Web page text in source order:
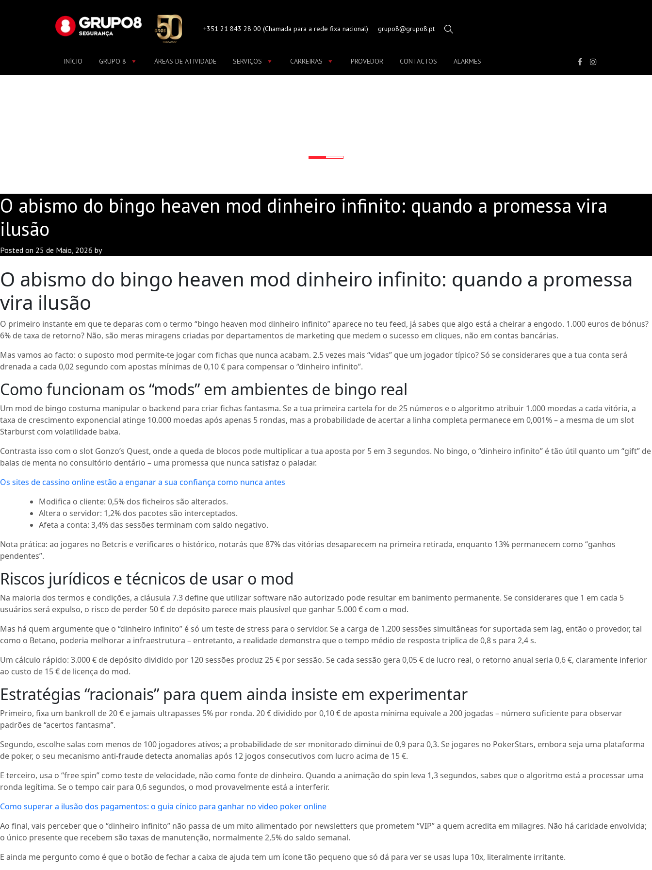
+351 21 843 28 00 (Chamada para a rede fixa nacional) grupo8@grupo8.pt
INÍCIO GRUPO 8 ÁREAS DE ATIVIDADE SERVIÇOS CARREIRAS PROVEDOR CONTACTOS ALARMES
O abismo do bingo heaven mod dinheiro infinito: quando a promessa vira
ilusão
Posted on 25 de Maio, 2026 by
O abismo do bingo heaven mod dinheiro infinito: quando a promessa
vira ilusão
O primeiro instante em que te deparas com o termo “bingo heaven mod dinheiro infinito” aparece no teu feed, já sabes que algo está a cheirar a engodo. 1.000 euros de bónus?
6% de taxa de retorno? Não, são meras miragens criadas por departamentos de marketing que medem o sucesso em cliques, não em contas bancárias.
Mas vamos ao facto: o suposto mod permite‑te jogar com fichas que nunca acabam. 2.5 vezes mais “vidas” que um jogador típico? Só se considerares que a tua conta será
drenada a cada 0,02 segundo com apostas mínimas de 0,10 € para compensar o “dinheiro infinito”.
Como funcionam os “mods” em ambientes de bingo real
Um mod de bingo costuma manipular o backend para criar fichas fantasma. Se a tua primeira cartela for de 25 números e o algoritmo atribuir 1.000 moedas a cada vitória, a
taxa de crescimento exponencial atinge 10.000 moedas após apenas 5 rondas, mas a probabilidade de acertar a linha completa permanece em 0,001% – a mesma de um slot
Starburst com volatilidade baixa.
Contrasta isso com o slot Gonzo’s Quest, onde a queda de blocos pode multiplicar a tua aposta por 5 em 3 segundos. No bingo, o “dinheiro infinito” é tão útil quanto um “gift” de
balas de menta no consultório dentário – uma promessa que nunca satisfaz o paladar.
Os sites de cassino online estão a enganar a sua confiança como nunca antes
Modifica o cliente: 0,5% dos ficheiros são alterados.
Altera o servidor: 1,2% dos pacotes são interceptados.
Afeta a conta: 3,4% das sessões terminam com saldo negativo.
Nota prática: ao jogares no Betcris e verificares o histórico, notarás que 87% das vitórias desaparecem na primeira retirada, enquanto 13% permanecem como “ganhos
pendentes”.
Riscos jurídicos e técnicos de usar o mod
Na maioria dos termos e condições, a cláusula 7.3 define que utilizar software não autorizado pode resultar em banimento permanente. Se considerares que 1 em cada 5
usuários será expulso, o risco de perder 50 € de depósito parece mais plausível que ganhar 5.000 € com o mod.
Mas há quem argumente que o “dinheiro infinito” é só um teste de stress para o servidor. Se a carga de 1.200 sessões simultâneas for suportada sem lag, então o provedor, tal
como o Betano, poderia melhorar a infraestrutura – entretanto, a realidade demonstra que o tempo médio de resposta triplica de 0,8 s para 2,4 s.
Um cálculo rápido: 3.000 € de depósito dividido por 120 sessões produz 25 € por sessão. Se cada sessão gera 0,05 € de lucro real, o retorno anual seria 0,6 €, claramente inferior
ao custo de 15 € de licença do mod.
Estratégias “racionais” para quem ainda insiste em experimentar
Primeiro, fixa um bankroll de 20 € e jamais ultrapasses 5% por ronda. 20 € dividido por 0,10 € de aposta mínima equivale a 200 jogadas – número suficiente para observar
padrões de “acertos fantasma”.
Segundo, escolhe salas com menos de 100 jogadores ativos; a probabilidade de ser monitorado diminui de 0,9 para 0,3. Se jogares no PokerStars, embora seja uma plataforma
de poker, o seu mecanismo anti‑fraude detecta anomalias após 12 jogos consecutivos com lucro acima de 15 €.
E terceiro, usa o “free spin” como teste de velocidade, não como fonte de dinheiro. Quando a animação do spin leva 1,3 segundos, sabes que o algoritmo está a processar uma
ronda legítima. Se o tempo cair para 0,6 segundos, o mod provavelmente está a interferir.
Como superar a ilusão dos pagamentos: o guia cínico para ganhar no video poker online
Ao final, vais perceber que o “dinheiro infinito” não passa de um mito alimentado por newsletters que prometem “VIP” a quem acredita em milagres. Não há caridade envolvida;
o único presente que recebem são taxas de manutenção, normalmente 2,5% do saldo semanal.
E ainda me pergunto como é que o botão de fechar a caixa de ajuda tem um ícone tão pequeno que só dá para ver se usas lupa 10x, literalmente irritante.